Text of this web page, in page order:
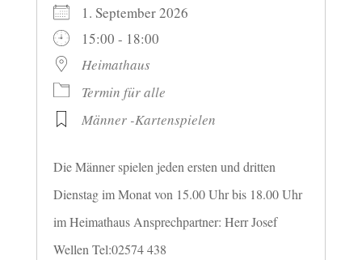
1. September 2026
15:00 - 18:00
Heimathaus
Termin für alle
Männer -Kartenspielen
Die Männer spielen jeden ersten und dritten
Dienstag im Monat von 15.00 Uhr bis 18.00 Uhr
im Heimathaus Ansprechpartner: Herr Josef
Wellen Tel:02574 438